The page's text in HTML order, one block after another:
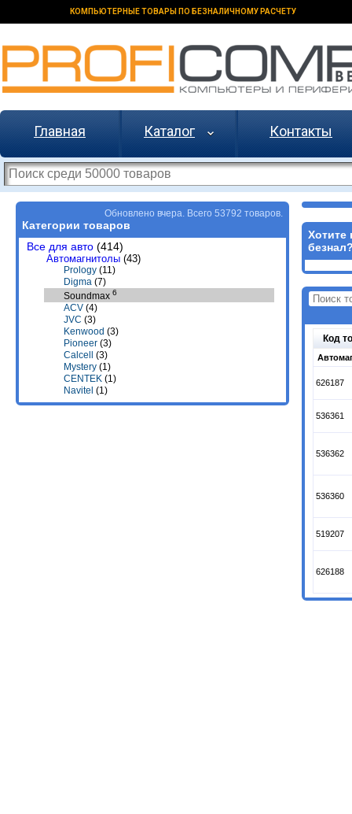
КОМПЬЮТЕРНЫЕ ТОВАРЫ ПО БЕЗНАЛИЧНОМУ РАСЧЕТУ
Главная Каталог Контакты
Обновлено вчера. Всего 53792 товаров.
Категории товаров
Все для авто (414)
Автомагнитолы (43)
Prology (11)
Digma (7)
Soundmax 6
ACV (4)
JVC (3)
Kenwood (3)
Pioneer (3)
Calcell
(3)
Mystery (1)
CENTEK (1)
Navitel (1)
Хотите
Код
626187
536361
536362
536360
519207
626188